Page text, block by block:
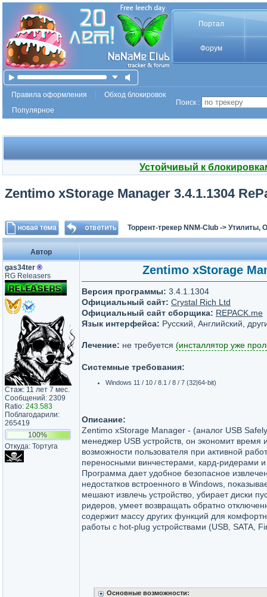
Портал
Форум
Правила оформления
Обход блокировок
Популярное
Поиск :
Устойчивый к
Zentimo xStorage Manager 3.4.1.1304
Торрент-трекер NNM-Club -> Утилиты,
Автор
gas34ter ®
RG Releasers
Стаж: 11 лет 7 мес.
Сообщений: 2309
Ratio: 243.583
Поблагодарили:
265419
100%
Откуда: Тортуга
Zentimo xStorage
Версия программы: 3.4.1.1304
Официальный сайт: Crystal Rich Ltd
Официальный сайт сборщика: REPACK.me
Язык интерфейса: Русский, Английский,
Лечение: не требуется (инсталлятор уже
Системные требования:
Windows 11 / 10 / 8.1 / 8 / 7 (32|64-bit)
Описание:
Zentimo xStorage Manager - (аналог USB
менеджер USB устройств, он экономит время
возможности пользователя при активной
переносными винчестерами, кард-ридерами
Программа дает удобное безопасное
недостатков встроенного в Windows,
мешают извлечь устройство, убирает диски
ридеров, умеет возвращать обратно
содержит массу других функций для
работы с hot-plug устройствами (USB, SATA,
Основные возможности: